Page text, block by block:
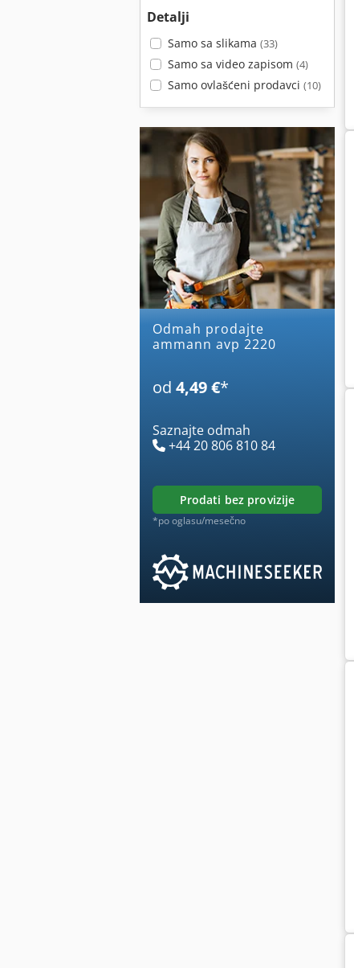
Detalji
Samo sa slikama (33)
Samo sa video zapisom (4)
Samo ovlašćeni prodavci (10)
Odmah prodajte
ammann avp 2220
od 4,49 €*
Saznajte odmah
+44 20 806 810 84
prodati bez provizije
*po oglasu/mesečno